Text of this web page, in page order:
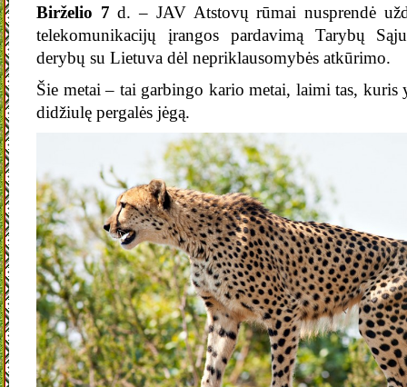
Birželio 7 d. – JAV Atstovų rūmai nusprendė
telekomunikacijų įrangos pardavimą Tarybų
derybų su Lietuva dėl nepriklausomybės atkūrimo.
Šie metai – tai garbingo kario metai, laimi tas, kuris
didžiulę pergalės jėgą.